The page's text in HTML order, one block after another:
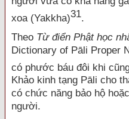
xoa (Yakkha)31.
Theo Từ điển Phật học
Dictionary of Pāli Proper
có phước báu đôi khi
Khảo kinh tạng Pāli cho
có chức năng bảo hộ
người.